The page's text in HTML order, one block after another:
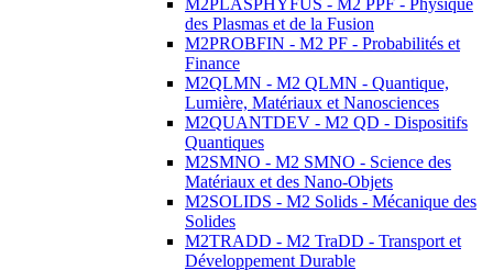
M2PLASPHYFUS - M2 PPF - Physique
des Plasmas et de la Fusion
M2PROBFIN - M2 PF - Probabilités et
Finance
M2QLMN - M2 QLMN - Quantique,
Lumière, Matériaux et Nanosciences
M2QUANTDEV - M2 QD - Dispositifs
Quantiques
M2SMNO - M2 SMNO - Science des
Matériaux et des Nano-Objets
M2SOLIDS - M2 Solids - Mécanique des
Solides
M2TRADD - M2 TraDD - Transport et
Développement Durable